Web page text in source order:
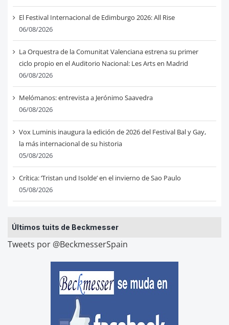
El Festival Internacional de Edimburgo 2026: All Rise
06/08/2026
La Orquestra de la Comunitat Valenciana estrena su primer
ciclo propio en el Auditorio Nacional: Les Arts en Madrid
06/08/2026
Melómanos: entrevista a Jerónimo Saavedra
06/08/2026
Vox Luminis inaugura la edición de 2026 del Festival Bal y Gay,
la más internacional de su historia
05/08/2026
Crítica: ‘Tristan und Isolde’ en el invierno de Sao Paulo
05/08/2026
Últimos tuits de Beckmesser
Tweets por @BeckmesserSpain